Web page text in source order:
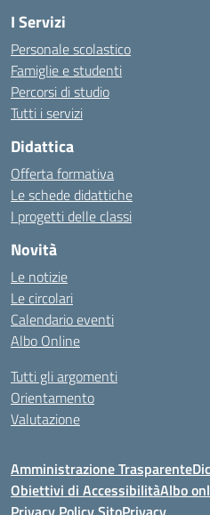
I Servizi
Personale scolastico
Famiglie e studenti
Percorsi di studio
Tutti i servizi
Didattica
Offerta formativa
Le schede didattiche
I progetti delle classi
Novità
Le notizie
Le circolari
Calendario eventi
Albo Online
Tutti gli argomenti
Orientamento
Valutazione
Amministrazione Trasparente
Obiettivi di AccessibilitàAlbo